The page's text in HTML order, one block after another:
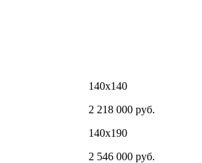
140х140
2 218 000 руб.
140х190
2 546 000 руб.